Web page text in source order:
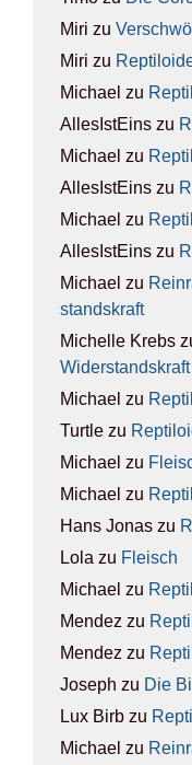
Miri zu
Miri zu
Michael zu
AllesIstEins zu
Michael zu
AllesIstEins zu
Michael zu
AllesIstEins zu
Michael zu
stands­kraft
Michelle Krebs
Wider­stands­kraft
Michael zu
Turtle zu
Michael zu
Michael zu
Hans Jonas zu
Lola zu Fleisch
Michael zu
Mendez zu
Mendez zu
Joseph zu Die
Lux Birb zu
Michael zu